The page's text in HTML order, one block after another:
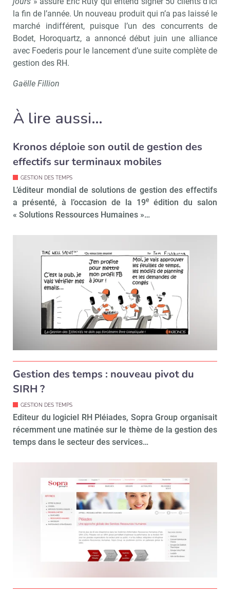
la fin de l’année. Un nouveau produit qui n’a pas laissé le
marché indifférent, puisque l’un des concurrents de
Bodet, Horoquartz, a annoncé début juin une alliance
avec Foederis pour le lancement d’une suite complète de
gestion des RH.
Gaëlle Fillion
À lire aussi…
Kronos déploie son outil de gestion des
effectifs sur terminaux mobiles
GESTION DES TEMPS
L’éditeur mondial de solutions de gestion des effectifs
a présenté, à l’occasion de la 19e
édition du salon
« Solutions Ressources Humaines »…
Gestion des temps : nouveau pivot du
SIRH ?
GESTION DES TEMPS
Editeur du logiciel RH Pléiades, Sopra Group organisait
récemment une matinée sur le thème de la gestion des
temps dans le secteur des services…
Recevoir RH Matin
Valider
Non merci, je reçois déjà
Je déciderai plus
tard